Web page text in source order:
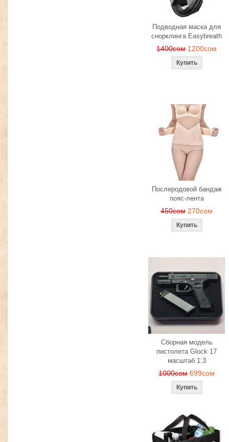
Подводная маска для
снорклинга Easybreath
1400сом 1200сом
Послеродовой бандаж
пояс-лента
450сом 270сом
Сборная модель
пистолета Glock 17
масштаб 1:3
1000сом 699сом